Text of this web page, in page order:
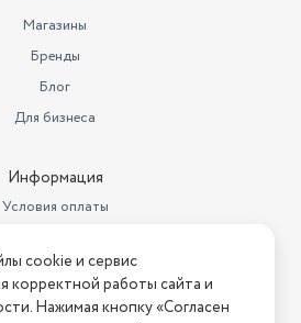
Магазины
Бренды
Блог
Для бизнеса
Информация
Условия оплаты
возврата
на сайте? Напишите нам
cookie и сервис
корректной работы сайта и
Нажимая кнопку «Согласен